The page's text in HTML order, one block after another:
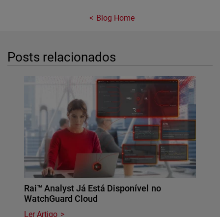
Blog Home
Posts relacionados
Rai™ Analyst Já Está Disponível no
WatchGuard Cloud
Ler Artigo